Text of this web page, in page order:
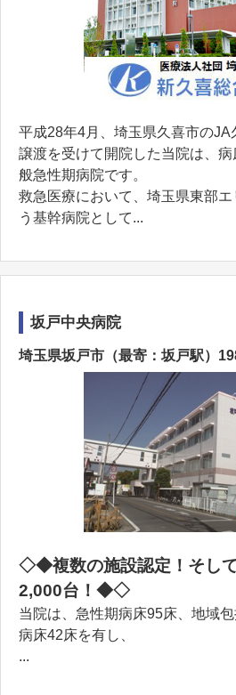
平成28年4月、埼玉県久喜市のJA
譲渡を受けて開院した当院は、
般急性期病院です。
救急医療において、埼玉県東部
う基幹病院として...
坂戸中央病院
埼玉県坂戸市（最寄：坂戸駅）
◇◆複数の施設認定！そし
2,000台！◆◇
当院は、急性期病床95床、地域
病床42床を有し、
...